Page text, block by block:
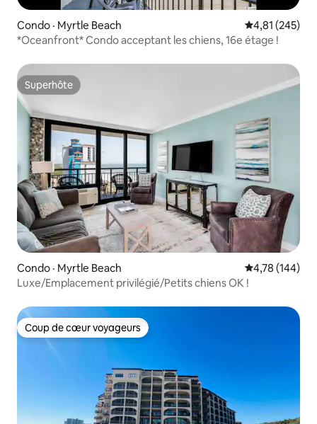
Condo · Myrtle Beach Note
4,81 (245)
*Oceanfront* Condo acceptant les chiens, 16e étage !
Superhôte
Superhôte
Condo · Myrtle Beach Note
4,78 (144)
Luxe/Emplacement privilégié/Petits chiens OK !
Coup de cœur voyageurs
Coup de cœur voyageurs